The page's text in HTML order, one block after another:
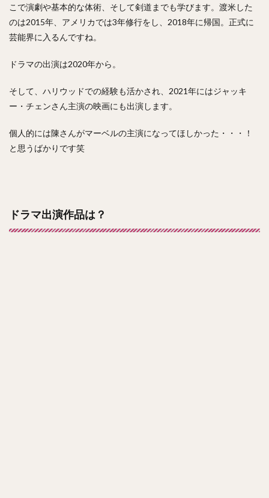
こで演劇や基本的な体術、そして剣道までも学びます。渡米した
のは2015年、アメリカでは3年修行をし、2018年に帰国。正式に
芸能界に入るんですね。
ドラマの出演は2020年から。
そして、ハリウッドでの経験も活かされ、2021年にはジャッキ
ー・チェンさん主演の映画にも出演します。
個人的には陳さんがマーベルの主演になってほしかった・・・！
と思うばかりです笑
ドラマ出演作品は？